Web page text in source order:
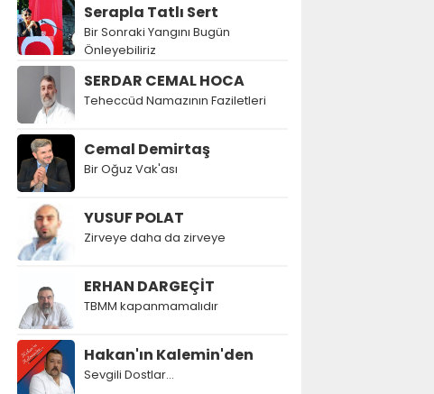
Serapla Tatlı Sert
Bir Sonraki Yangını Bugün
Önleyebiliriz
SERDAR CEMAL HOCA
Teheccüd Namazının Faziletleri
Cemal Demirtaş
Bir Oğuz Vak'ası
YUSUF POLAT
Zirveye daha da zirveye
ERHAN DARGEÇİT
TBMM kapanmamalıdır
Hakan'ın Kalemin'den
Sevgili Dostlar...